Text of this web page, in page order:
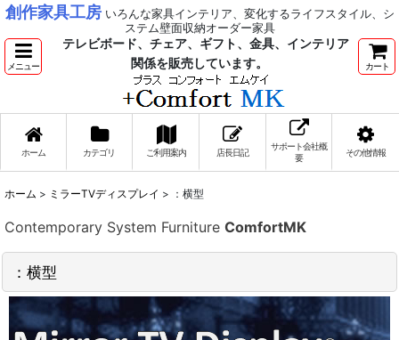
創作家具工房いろんな家具インテリア、変化するライフスタイル、シ
ステム壁面収納オーダー家具
メニュー
テレビボード、チェア、ギフト、金具、インテリア
関係を販売しています。
カート
ホーム カテゴリ ご利用案内 店長日記
サポート会社概
要
その他情報
ホーム > ミラーTVディスプレイ > ：横型
Contemporary System Furniture ComfortMK
：横型